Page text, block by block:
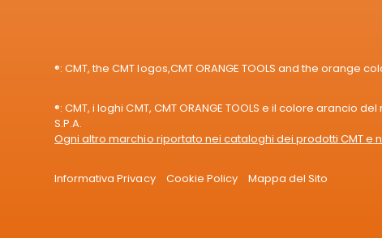
®: CMT, the CMT logos,CMT ORANGE TOOLS and the orange
®: CMT, i loghi CMT, CMT ORANGE TOOLS e il colore arancio
S.P.A.
Ogni altro marchio riportato nei cataloghi dei prodotti CMT e
Informativa Privacy Cookie Policy Mappa del Sito